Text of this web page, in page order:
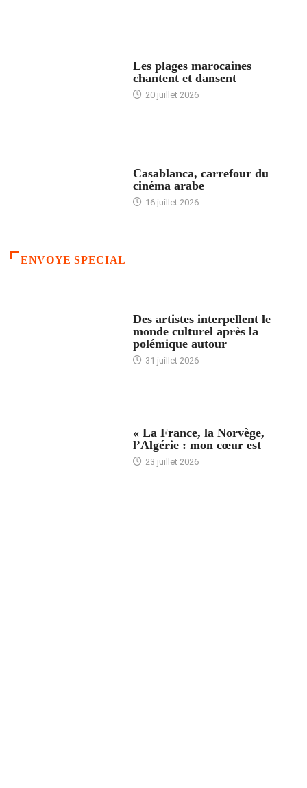
Les plages marocaines
chantent et dansent
20 juillet 2026
Casablanca, carrefour du
cinéma arabe
16 juillet 2026
ENVOYE SPECIAL
Des artistes interpellent le
monde culturel après la
polémique autour
31 juillet 2026
« La France, la Norvège,
l’Algérie : mon cœur est
23 juillet 2026